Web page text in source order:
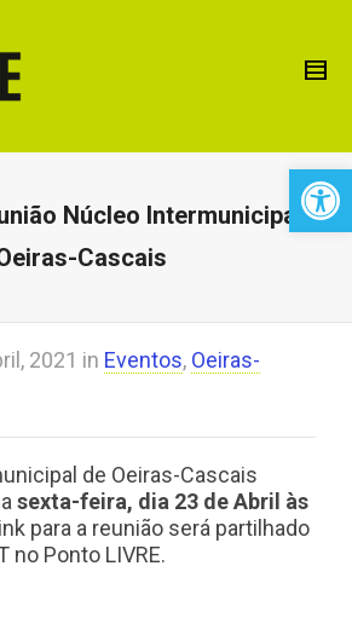
Núcleo Intermunicipal
Cascais
2021 in Eventos, Oeiras-
de Oeiras-Cascais
sexta-feira, dia 23 de Abril às
para a reunião será partilhado
no Ponto LIVRE.